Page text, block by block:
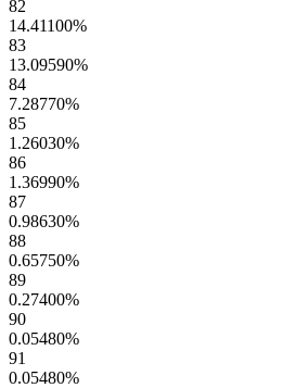
82
14.41100%
83
13.09590%
84
7.28770%
85
1.26030%
86
1.36990%
87
0.98630%
88
0.65750%
89
0.27400%
90
0.05480%
91
0.05480%